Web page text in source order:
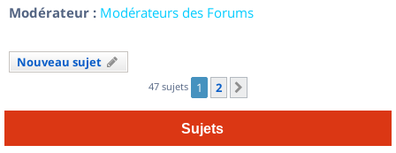
Modérateur : Modérateurs des Forums
Nouveau sujet
47 sujets 1 2
Sujets